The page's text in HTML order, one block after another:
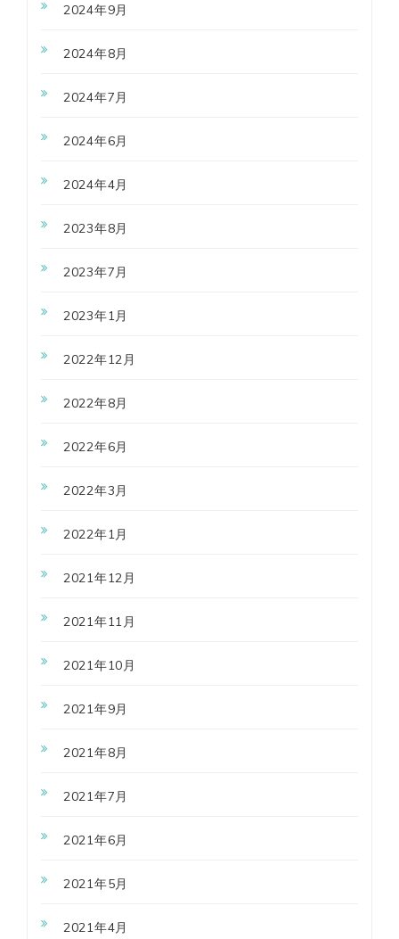
2024年9月
2024年8月
2024年7月
2024年6月
2024年4月
2023年8月
2023年7月
2023年1月
2022年12月
2022年8月
2022年6月
2022年3月
2022年1月
2021年12月
2021年11月
2021年10月
2021年9月
2021年8月
2021年7月
2021年6月
2021年5月
2021年4月